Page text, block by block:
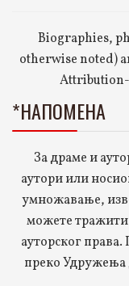
Biographies,
otherwise noted)
*НАПОМЕНА
За драме и
аутори или
умножавање,
можете тражити
ауторског
преко Удружења